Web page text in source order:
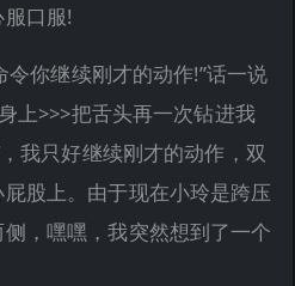
口服!
令你继续刚才的动作!”话一说
上>>>把舌头再一次钻进我
我只好继续刚才的动作，双
股上。由于现在小玲是跨压
，嘿嘿，我突然想到了一个